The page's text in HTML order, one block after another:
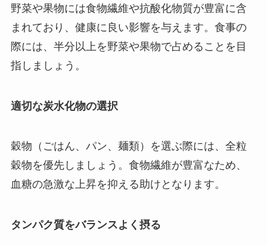
野菜や果物には食物繊維や抗酸化物質が豊富に含
まれており、健康に良い影響を与えます。食事の
際には、半分以上を野菜や果物で占めることを目
指しましょう。
適切な炭水化物の選択
穀物（ごはん、パン、麺類）を選ぶ際には、全粒
穀物を優先しましょう。食物繊維が豊富なため、
血糖の急激な上昇を抑える助けとなります。
タンパク質をバランスよく摂る